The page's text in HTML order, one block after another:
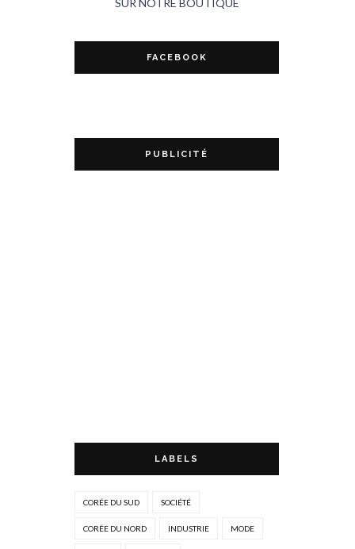
SUR NOTRE BOUTIQUE
FACEBOOK
PUBLICITÉ
LABELS
CORÉE DU SUD SOCIÉTÉ
CORÉE DU NORD INDUSTRIE MODE